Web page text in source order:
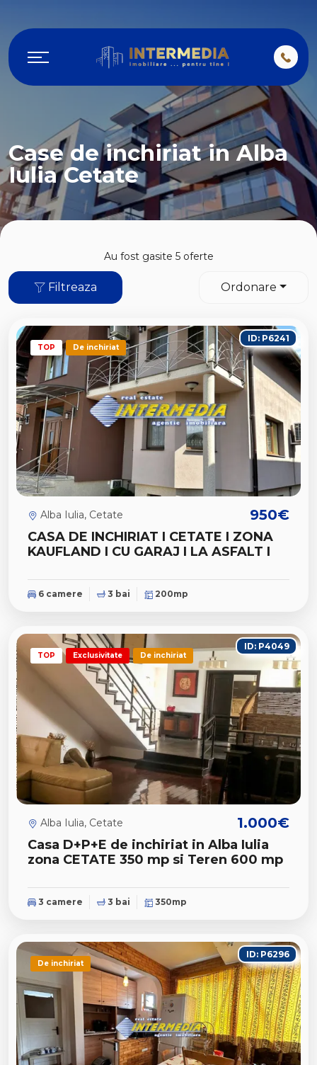
Case de inchiriat in Alba
Iulia Cetate
Au fost gasite 5 oferte
Ordonare
Filtreaza
TOP De inchiriat
CASA DE INCHIRIAT I CETATE I ZONA
KAUFLAND I CU GARAJ I LA ASFALT I
Alba Iulia, Cetate 950€
6 camere 3 bai 200mp
ID: P6241
TOP Exclusivitate De inchiriat
Casa D+P+E de inchiriat in Alba Iulia
zona CETATE 350 mp si Teren 600 mp
Alba Iulia, Cetate 1.000€
3 camere 3 bai 350mp
ID: P4049
De inchiriat
ID: P6296